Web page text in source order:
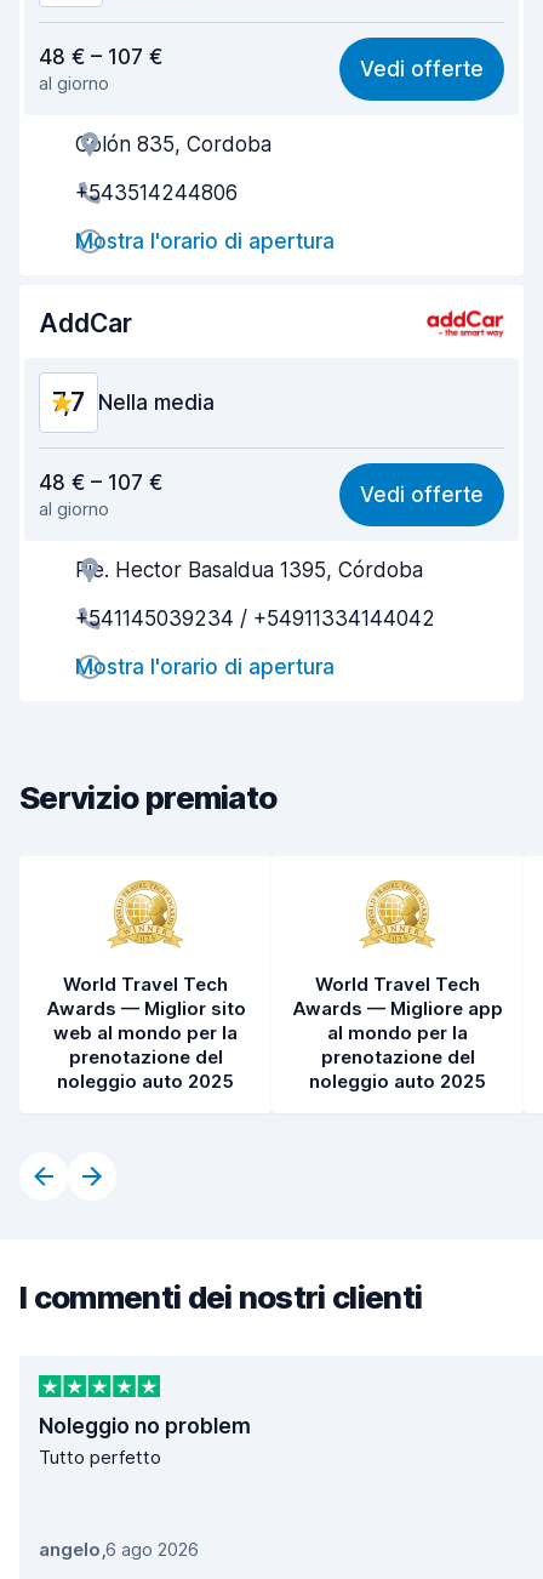
7,7
Facile da trovare 8,2
Gentilezza degli agenti
Rapidità del ritiro
Rapidità della riconsegna
8,6
48 € – 107 €
al giorno
Vedi offerte
Colón 835, Cordoba
+543514244806
Mostra l'orario di apertura
AddCar
7,7 Nella media
6,9
Facile da trovare 8,2
Gentilezza degli agenti
Rapidità del ritiro
Rapidità della riconsegna
Condizioni dell'auto
48 € – 107 €
al giorno
Vedi offerte
Pje. Hector Basaldua 1395, Córdoba
+541145039234 / +54911334144042
Mostra l'orario di apertura
Servizio premiato
World Travel Tech
Awards — Miglior sito
web al mondo per la
prenotazione del
noleggio auto 2025
World Travel Tech
Awards — Migliore app
al mondo per la
prenotazione del
noleggio auto 2025
I commenti dei nostri clienti
Noleggio no problem
Tutto perfetto
angelo,6 ago 2026